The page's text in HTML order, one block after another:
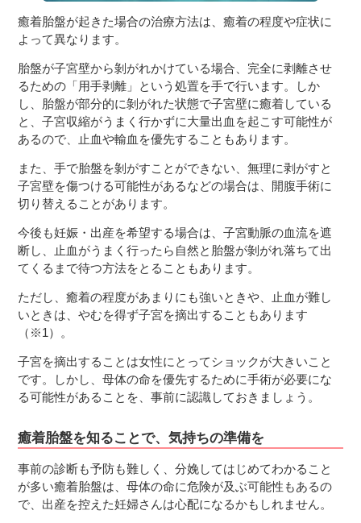
癒着胎盤が起きた場合の治療方法は、癒着の程度や症状に
よって異なります。
胎盤が子宮壁から剝がれかけている場合、完全に剥離させ
るための「用手剥離」という処置を手で行います。しか
し、胎盤が部分的に剝がれた状態で子宮壁に癒着している
と、子宮収縮がうまく行かずに大量出血を起こす可能性が
あるので、止血や輸血を優先することもあります。
また、手で胎盤を剝がすことができない、無理に剥がすと
子宮壁を傷つける可能性があるなどの場合は、開腹手術に
切り替えることがあります。
今後も妊娠・出産を希望する場合は、子宮動脈の血流を遮
断し、止血がうまく行ったら自然と胎盤が剝がれ落ちて出
てくるまで待つ方法をとることもあります。
ただし、癒着の程度があまりにも強いときや、止血が難し
いときは、やむを得ず子宮を摘出することもあります
（※1）。
子宮を摘出することは女性にとってショックが大きいこと
です。しかし、母体の命を優先するために手術が必要にな
る可能性があることを、事前に認識しておきましょう。
癒着胎盤を知ることで、気持ちの準備を
事前の診断も予防も難しく、分娩してはじめてわかること
が多い癒着胎盤は、母体の命に危険が及ぶ可能性もあるの
で、出産を控えた妊婦さんは心配になるかもしれません。